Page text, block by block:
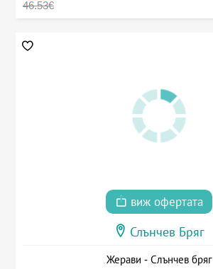
46.53€
виж офертата
Слънчев Бряг
Жерави - Слънчев бряг